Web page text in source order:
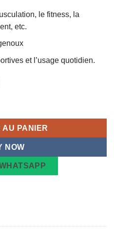
le fitness, la
etc.
et l’usage quotidien.
de Sport, Protection Lavable
AU PANIER
NOW